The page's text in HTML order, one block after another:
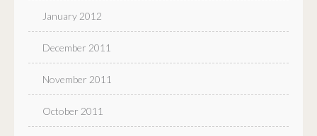
January 2012
December 2011
November 2011
October 2011